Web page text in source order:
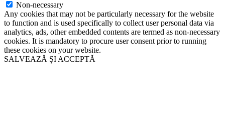
Non-necessary
Any cookies that may not be particularly necessary for the website
to function and is used specifically to collect user personal data via
analytics, ads, other embedded contents are termed as non-necessary
cookies. It is mandatory to procure user consent prior to running
these cookies on your website.
SALVEAZĂ ȘI ACCEPTĂ